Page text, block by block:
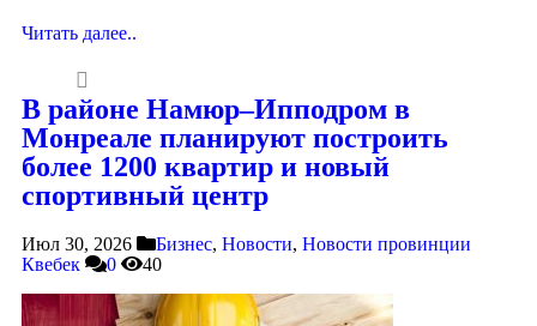
Читать далее..
В районе Намюр–Ипподром в
Монреале планируют построить
более 1200 квартир и новый
спортивный центр
Июл 30, 2026 Бизнес, Новости, Новости провинции
Квебек
0 40